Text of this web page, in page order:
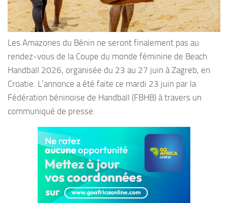
Les Amazones du Bénin ne seront finalement pas au
rendez-vous de la Coupe du monde féminine de Beach
Handball 2026, organisée du 23 au 27 juin à Zagreb, en
Croatie. L’annonce a été faite ce mardi 23 juin par la
Fédération béninoise de Handball (FBHB) à travers un
communiqué de presse.